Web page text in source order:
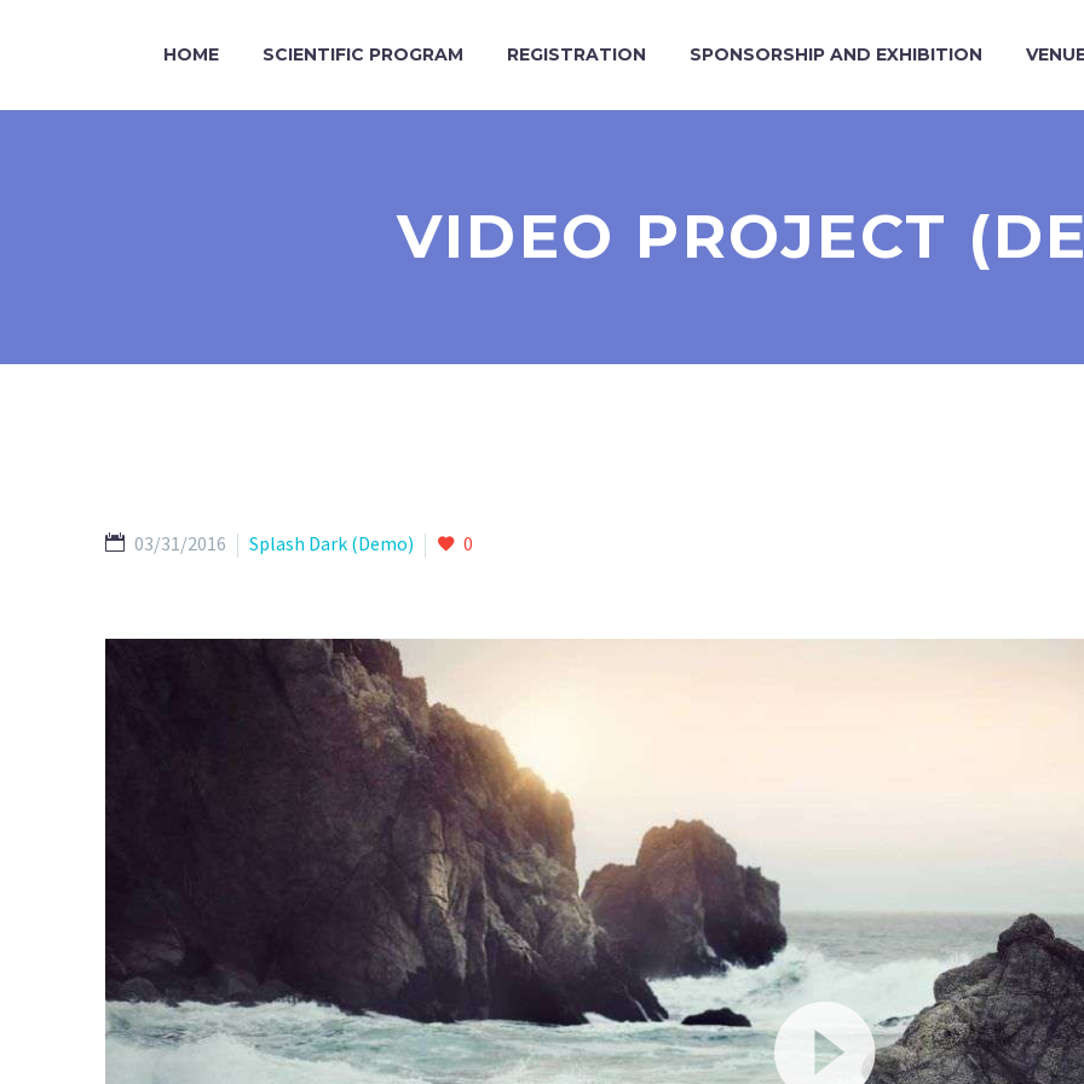
HOME SCIENTIFIC PROGRAM REGISTRATION SPONSORSHIP AND EXHIBITION
VIDEO PROJECT
03/31/2016 Splash Dark (Demo) 0